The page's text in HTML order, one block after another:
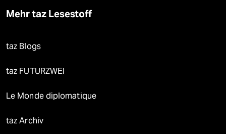
Mehr taz Lesestoff
taz Blogs
taz FUTURZWEI
Le Monde diplomatique
taz Archiv